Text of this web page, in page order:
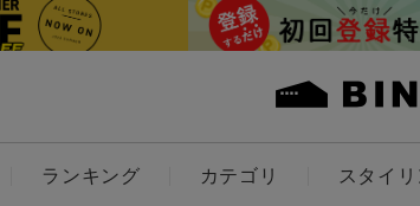
ランキング カテゴリ スタイ